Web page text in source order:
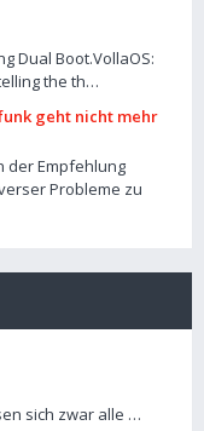
Dual Boot.VollaOS:
the th…
geht nicht mehr
der Empfehlung
Probleme zu
sich zwar alle …